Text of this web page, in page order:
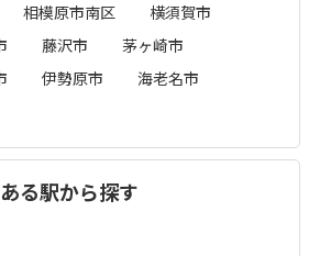
相模原市南区
横須賀市
藤沢市
茅ヶ崎市
伊勢原市
海老名市
る駅から探す